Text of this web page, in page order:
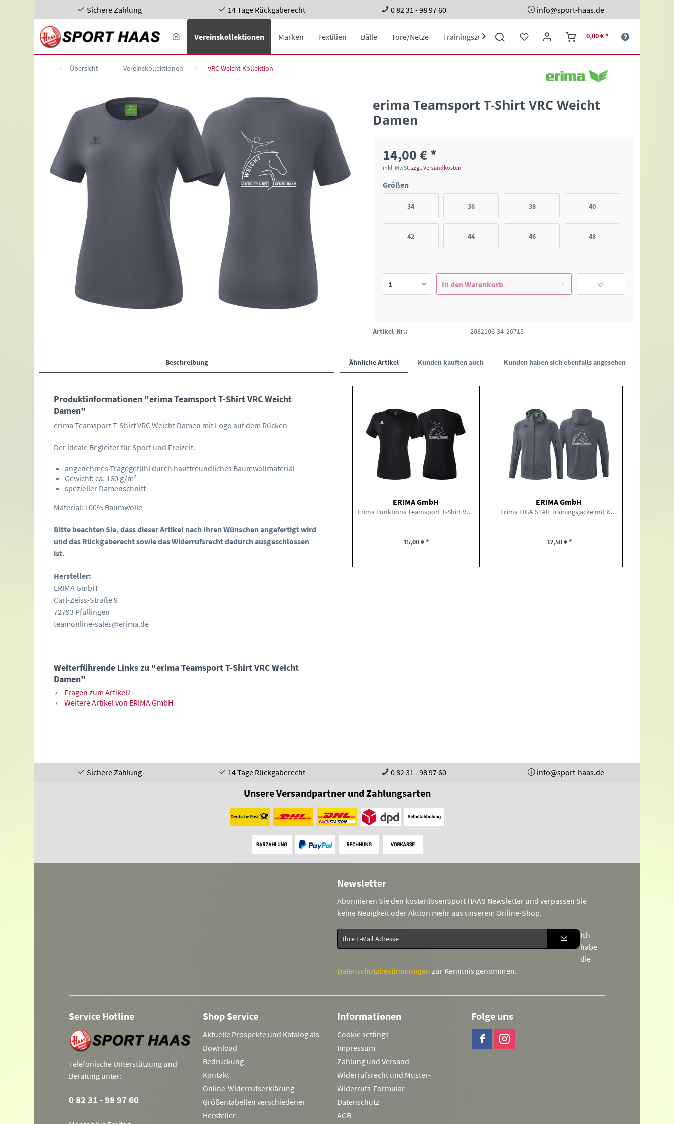
Sichere Zahlung 14 Tage Rückgaberecht 0 82 31 - 98 97 60 info@sport-haas.de
Vereinskollektionen Marken Textilien Bälle Tore/Netze Trainingszubehör Ehrenpreise Sporttaschen
 0,00 € *
Übersicht Vereinskollektionen VRC Weicht Kollektion
erima Teamsport T-Shirt VRC Weicht
Damen
14,00 € *
inkl. MwSt.zzgl. Versandkosten
Größen
34 36 38 40
42 44 46 48
In den Warenkorb
Artikel-Nr.: 2082106-34-26715
Beschreibung
Produktinformationen "erima Teamsport T-Shirt VRC Weicht
Damen"
erima Teamsport T-Shirt VRC Weicht Damen mit Logo auf dem Rücken
Der ideale Begleiter für Sport und Freizeit.
angenehmes Tragegefühl durch hautfreundliches Baumwollmaterial
Gewicht: ca. 160 g/m²
spezieller Damenschnitt
Material: 100% Baumwolle
Bitte beachten Sie, dass dieser Artikel nach Ihren Wünschen angefertigt wird
und das Rückgaberecht sowie das Widerrufsrecht dadurch ausgeschlossen
ist.
Hersteller:
ERIMA GmbH
Carl-Zeiss-Straße 9
72793 Pfullingen
teamonline-sales@erima.de
Weiterführende Links zu "erima Teamsport T-Shirt VRC Weicht
Damen"
Fragen zum Artikel?
Weitere Artikel von ERIMA GmbH
Ähnliche Artikel Kunden kauften auch Kunden haben sich ebenfalls angesehen
ERIMA GmbH
Erima Funktions Teamsport T-Shirt VRC Weicht Damen
15,00 € *
ERIMA GmbH
Erima LIGA STAR Trainingsjacke mit Kapuze VRC...
32,50 € *
Sichere Zahlung 14 Tage Rückgaberecht 0 82 31 - 98 97 60 info@sport-haas.de
Unsere Versandpartner und Zahlungsarten
Newsletter
Abonnieren Sie den kostenlosenSport HAAS Newsletter und verpassen Sie
keine Neuigkeit oder Aktion mehr aus unserem Online-Shop.
Ich
habe
die
Datenschutzbestimmungen zur Kenntnis genommen.
Service Hotline
Telefonische Unterstützung und
Beratung unter:
0 82 31 - 98 97 60
Shop Service
Aktuelle Prospekte und Katalog als
Download
Bedruckung
Kontakt
Online-Widerrufserklärung
Größentabellen verschiedener
Hersteller
Informationen
Cookie settings
Impressum
Zahlung und Versand
Widerrufsrecht und Muster-
Widerrufs-Formular
Datenschutz
AGB
Folge uns